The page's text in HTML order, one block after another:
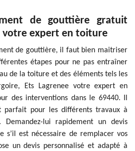
de gouttière gratuit
votre expert en toiture
de gouttière, il faut bien maitriser
étapes pour ne pas entraîner
de la toiture et des éléments tels les
Ets Lagrenee votre expert en
des interventions dans le 69440. Il
parfait pour les différents travaux à
Demandez-lui rapidement un devis
s’il est nécessaire de remplacer vos
un devis personnalisé et adapté à